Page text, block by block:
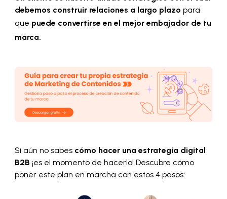
debemos construir relaciones a largo plazo para
que puede convertirse en el mejor embajador de tu
marca.
Si aún no sabes cómo hacer una estrategia digital
B2B ¡es el momento de hacerlo! Descubre cómo
poner este plan en marcha con estos 4 pasos: